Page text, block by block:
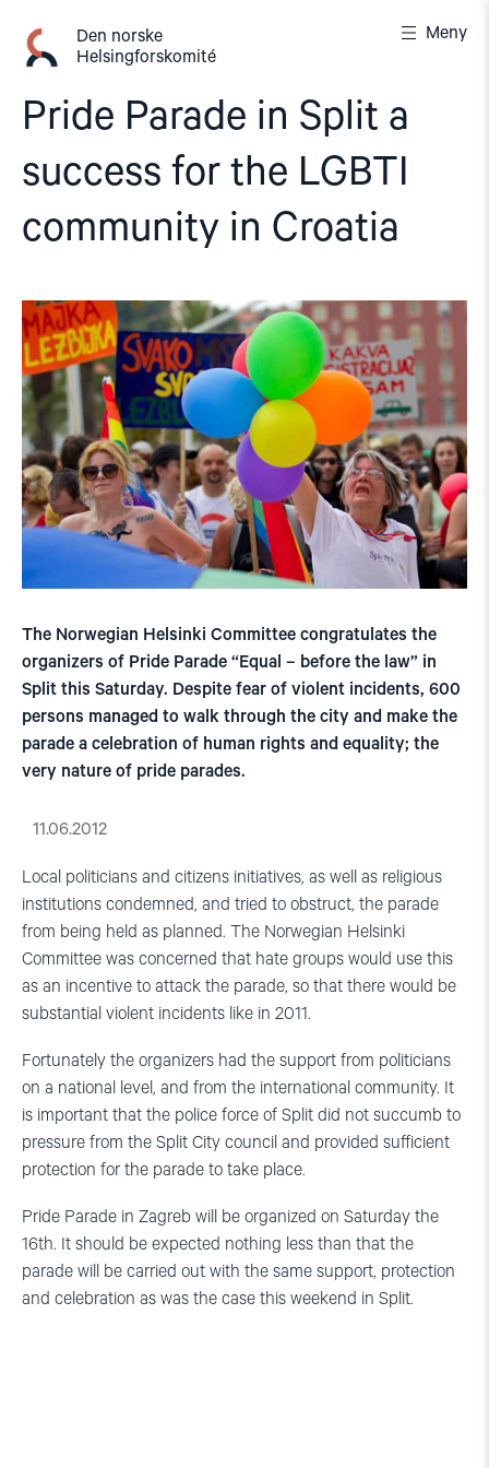
innhold
Den norske
Helsingforskomité
Meny
Pride Parade in Split a
success for the LGBTI
community in Croatia
The Norwegian Helsinki Committee congratulates the
organizers of Pride Parade “Equal – before the law” in
Split this Saturday. Despite fear of violent incidents, 600
persons managed to walk through the city and make the
parade a celebration of human rights and equality; the
very nature of pride parades.
11.06.2012
Local politicians and citizens initiatives, as well as religious
institutions condemned, and tried to obstruct, the parade
from being held as planned. The Norwegian Helsinki
Committee was concerned that hate groups would use this
as an incentive to attack the parade, so that there would be
substantial violent incidents like in 2011.
Fortunately the organizers had the support from politicians
on a national level, and from the international community. It
is important that the police force of Split did not succumb to
pressure from the Split City council and provided sufficient
protection for the parade to take place.
Pride Parade in Zagreb will be organized on Saturday the
16th. It should be expected nothing less than that the
parade will be carried out with the same support, protection
and celebration as was the case this weekend in Split.